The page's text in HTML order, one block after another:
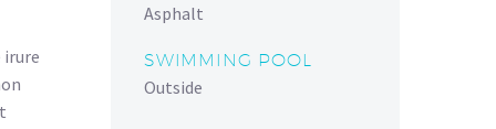
irure
Asphalt
SWIMMING POOL
Outside